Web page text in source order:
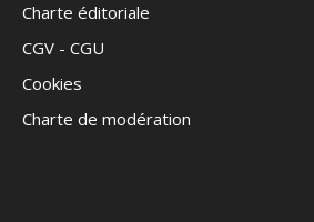
Charte éditoriale
CGV - CGU
Cookies
Charte de modération